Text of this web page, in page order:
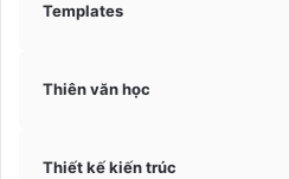
Templates
Thiên văn học
Thiết kế kiến trúc